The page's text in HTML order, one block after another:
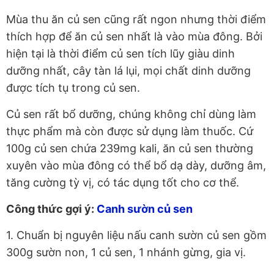
Mùa thu ăn củ sen cũng rất ngon nhưng thời điểm
thích hợp để ăn củ sen nhất là vào mùa đông. Bởi
hiện tại là thời điểm củ sen tích lũy giàu dinh
dưỡng nhất, cây tàn lá lụi, mọi chất dinh dưỡng
được tích tụ trong củ sen.
Củ sen rất bổ dưỡng, chúng không chỉ dùng làm
thực phẩm mà còn được sử dụng làm thuốc. Cứ
100g củ sen chứa 239mg kali, ăn củ sen thường
xuyên vào mùa đông có thể bổ dạ dày, dưỡng âm,
tăng cường tỳ vị, có tác dụng tốt cho cơ thể.
Công thức gợi ý: Canh sườn củ sen
1. Chuẩn bị nguyên liệu nấu canh sườn củ sen gồm
300g sườn non, 1 củ sen, 1 nhánh gừng, gia vị.